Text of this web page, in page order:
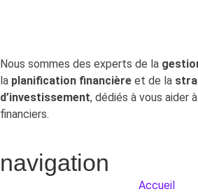
Nous sommes des experts de la
la planification financière et de la
d’investissement, dédiés à vous aider
financiers.
navigation
Accueil